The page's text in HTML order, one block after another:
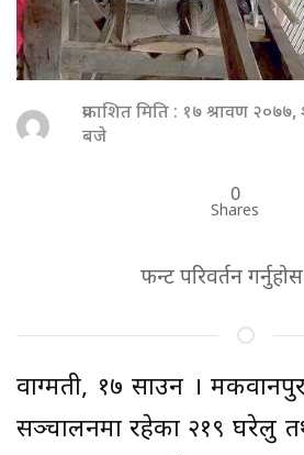
प्रकाशित मिति : १७ श्रावण
बजे
0
Shares
फन्ट परिवर्तन
वाग्मती, १७ साउन ।
सञ्चालनमा रहेका २१९ घरेलु